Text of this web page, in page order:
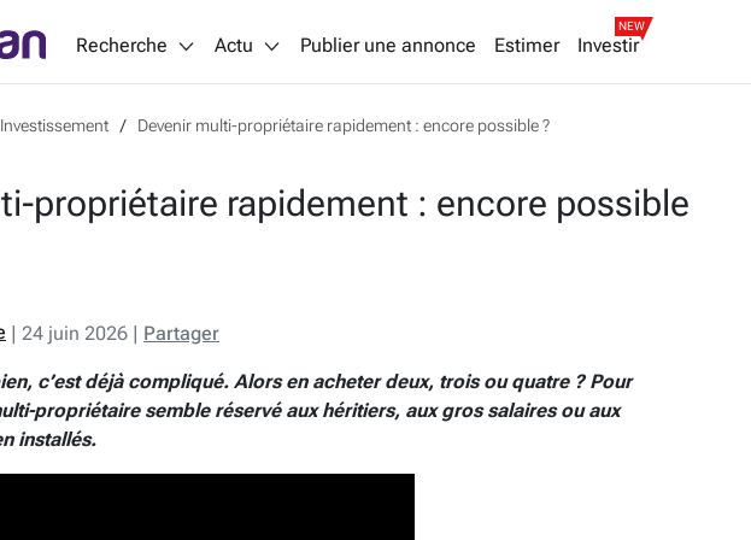
Recherche Actu Publier une annonce Estimer Investir
NEW
Investissement Devenir multi-propriétaire rapidement : encore possible ?
propriétaire rapidement : encore possible
| 24 juin 2026 | Partager
c’est déjà compliqué. Alors en acheter deux, trois ou quatre ? Pour
propriétaire semble réservé aux héritiers, aux gros salaires ou aux
installés.